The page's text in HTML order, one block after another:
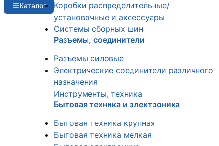
Каталог
Коробки распределительные/
установочные и аксессуары
Системы сборных шин
Разъемы, соединители
Разъемы силовые
Электрические соединители различного
назначения
Инструменты, техника
Бытовая техника и электроника
Бытовая техника крупная
Бытовая техника мелкая